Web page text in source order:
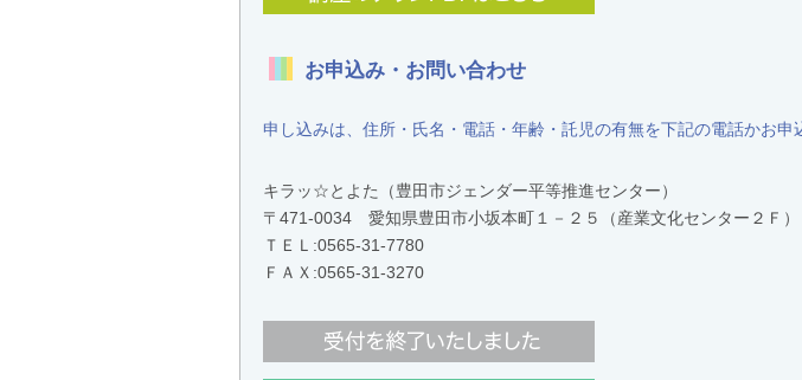
お申込み・お問い合わせ
申し込みは、住所・氏名・電話・年齢・託児の有無を下記の電話かお申
キラッ☆とよた（豊田市ジェンダー平等推進センター）
〒471-0034 愛知県豊田市小坂本町１－２５（産業文化センター２Ｆ）
ＴＥＬ:0565-31-7780
ＦＡＸ:0565-31-3270